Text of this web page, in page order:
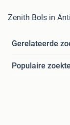
Zenith Bols in
Gerelateerde
Populaire